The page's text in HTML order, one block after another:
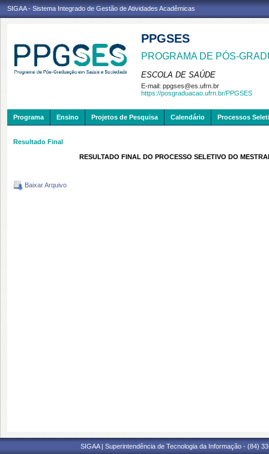
SIGAA - Sistema Integrado de Gestão de Atividades Acadêmicas
PPGSES
PROGRAMA DE PÓS-
ESCOLA DE SAÚDE
E-mail: ppgses@es.ufrn.br
https://posgraduacao.ufrn.br/PPGSES
Programa Ensino Projetos de Pesquisa Calendário Processos
Resultado Final
RESULTADO FINAL DO PROCESSO SELETIVO DO
Baixar Arquivo
SIGAA | Superintendência de Tecnologia da Informação - (84)